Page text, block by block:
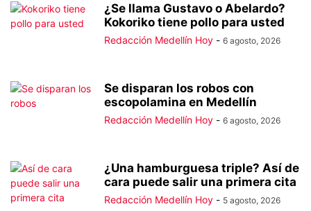
¿Se llama Gustavo o Abelardo?
Kokoriko tiene pollo para usted
Redacción Medellín Hoy - 6 agosto, 2026
Se disparan los robos con
escopolamina en Medellín
Redacción Medellín Hoy - 6 agosto, 2026
¿Una hamburguesa triple? Así de
cara puede salir una primera cita
Redacción Medellín Hoy - 5 agosto, 2026